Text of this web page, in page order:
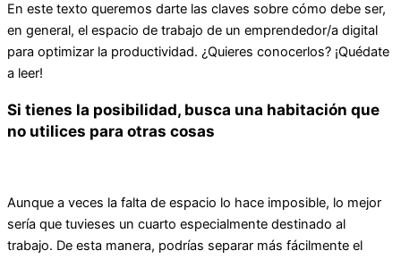
En este texto queremos darte las claves sobre cómo debe ser,
en general, el espacio de trabajo de un emprendedor/a digital
para optimizar la productividad. ¿Quieres conocerlos? ¡Quédate
a leer!
Si tienes la posibilidad, busca una habitación que
no utilices para otras cosas
Aunque a veces la falta de espacio lo hace imposible, lo mejor
sería que tuvieses un cuarto especialmente destinado al
trabajo. De esta manera, podrías separar más fácilmente el